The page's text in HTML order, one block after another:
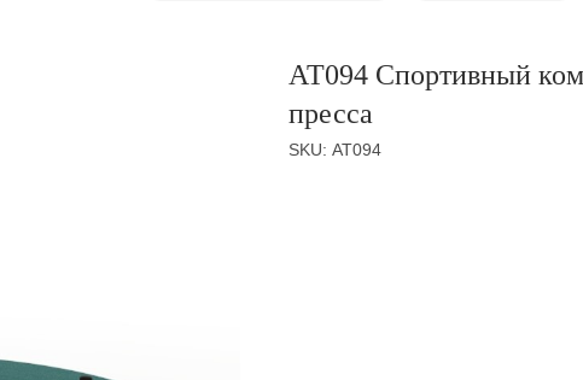
АТ094 Спортивный
пресса
SKU: АТ094